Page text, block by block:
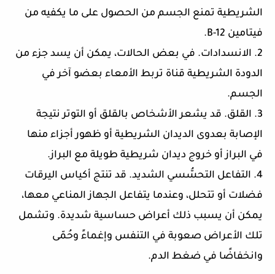
الشريطية تمنع الجسم من الحصول على ما يكفيه من
فيتامين B-12.
2. الانسدادات. في بعض الحالات، يمكن أن يسد جزء من
الدودة الشريطية قناة تربط الأمعاء بعضو آخر في
الجسم.
3. القلق. قد يشعر الأشخاص بالقلق أو التوتر نتيجة
الإصابة بعدوى الديدان الشريطية أو ظهور أجزاء منها
في البراز أو خروج ديدان شريطية طويلة مع البراز.
4. التفاعل التحسُّسي الشديد. قد تنتج أكياس اليرقات
فضلات أو تتحلل، وعندما يتفاعل الجهاز المناعي معها،
يمكن أن يسبب ذلك أعراض حساسية شديدة. وتشمل
تلك الأعراض صعوبة في التنفس وإغماءً وحُمّى
وانخفاضًا في ضغط الدم.